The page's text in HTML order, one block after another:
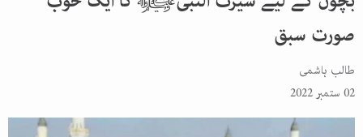
صورت سبق
طالب ہاشمی
02 ستمبر 2022